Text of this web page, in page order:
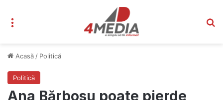
Acasă / Politică
Politică
Ana Bărbosu poate pierde